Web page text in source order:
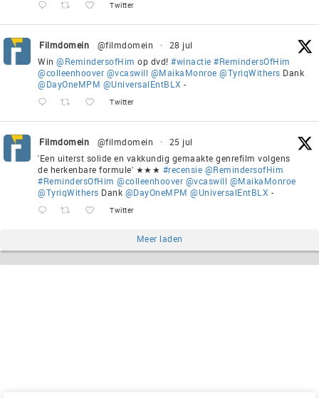
Twitter
Filmdomein @filmdomein ·
28 jul
Win @RemindersofHim op dvd! #winactie #RemindersOfHim
@colleenhoover @vcaswill @MaikaMonroe @TyriqWithers Dank
@DayOneMPM @UniversalEntBLX -
Twitter
Filmdomein @filmdomein ·
25 jul
'Een uiterst solide en vakkundig gemaakte genrefilm volgens
de herkenbare formule' ★★★ #recensie @RemindersofHim
#RemindersOfHim @colleenhoover @vcaswill @MaikaMonroe
@TyriqWithers Dank @DayOneMPM @UniversalEntBLX -
Twitter
Meer laden